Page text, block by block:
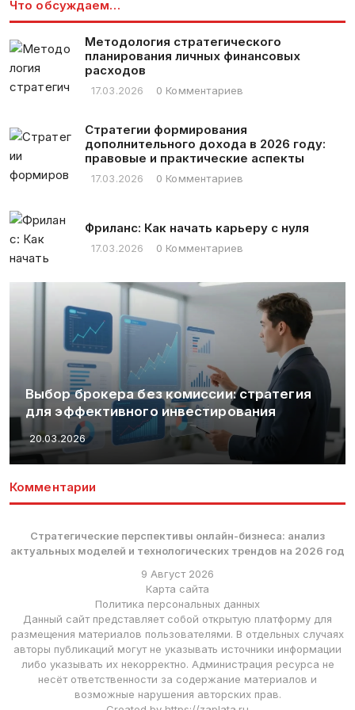
Что обсуждаем…
Методология стратегического
планирования личных финансовых
расходов
17.03.2026 0 Комментариев
Стратегии формирования
дополнительного дохода в 2026 году:
правовые и практические аспекты
17.03.2026 0 Комментариев
Фриланс: Как начать карьеру с нуля
17.03.2026 0 Комментариев
Выбор брокера без комиссии: стратегия
для эффективного инвестирования
20.03.2026
Комментарии
Стратегические перспективы онлайн-бизнеса: анализ
актуальных моделей и технологических трендов на 2026 год
9 Август 2026
Карта сайта
Политика персональных данных
Данный сайт представляет собой открытую платформу для
размещения материалов пользователями. В отдельных случаях
авторы публикаций могут не указывать источники информации
либо указывать их некорректно. Администрация ресурса не
несёт ответственности за содержание материалов и
возможные нарушения авторских прав.